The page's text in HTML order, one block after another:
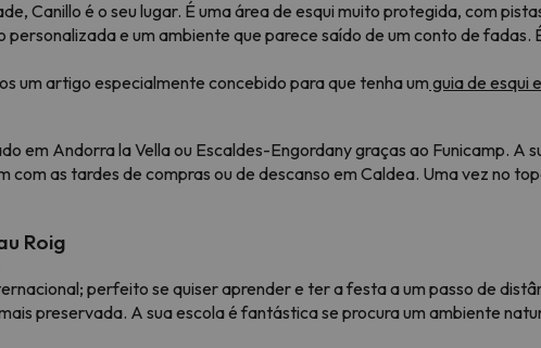
Canillo é o seu lugar. É uma área de esqui muito protegida, com
e um ambiente que parece saído de um conto de fadas.
um artigo especialmente concebido para que tenha um guia de esqui
em Andorra la Vella ou Escaldes-Engordany graças ao Funicamp. A
com as tardes de compras ou de descanso em Caldea. Uma vez no
Roig
perfeito se quiser aprender e ter a festa a um passo de
preservada. A sua escola é fantástica se procura um ambiente